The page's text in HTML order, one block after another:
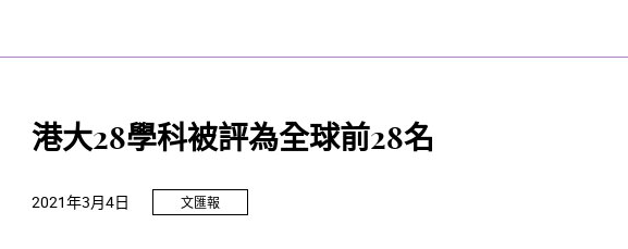
港大28學科被評為全球前28名
文匯報
2021年3月4日